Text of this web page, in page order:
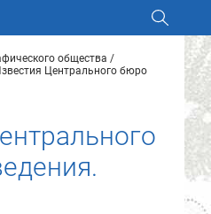
общества
Центрального бюро